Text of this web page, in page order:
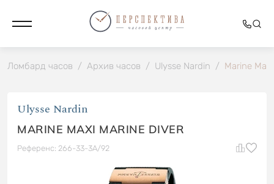
Ломбард часов / Архив часов / Ulysse Nardin / Marine
Ulysse Nardin
MARINE MAXI MARINE DIVER
Референс: 266-33-3A/92